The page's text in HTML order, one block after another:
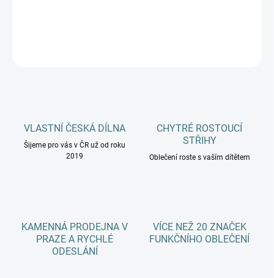
VLASTNÍ ČESKÁ DÍLNA
Šijeme pro vás v ČR už od roku
2019
CHYTRÉ ROSTOUCÍ
STŘIHY
Oblečení roste s vaším dítětem
KAMENNÁ PRODEJNA V
PRAZE A RYCHLÉ
ODESLÁNÍ
VÍCE NEŽ 20 ZNAČEK
FUNKČNÍHO OBLEČENÍ